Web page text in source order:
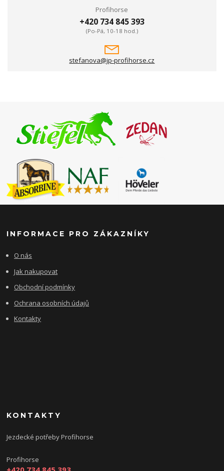
Profihorse
+420 734 845 393
(Po-Pá, 10-18 hod.)
stefanova@jp-profihorse.cz
INFORMACE PRO ZÁKAZNÍKY
O nás
Jak nakupovat
Obchodní podmínky
Ochrana osobních údajů
Kontakty
KONTAKTY
Jezdecké potřeby Profihorse
Profihorse